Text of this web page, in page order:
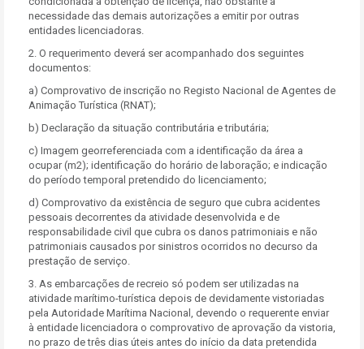
necessidade das demais autorizações a emitir por outras
entidades licenciadoras.
2. O requerimento deverá ser acompanhado dos seguintes
documentos:
a) Comprovativo de inscrição no Registo Nacional de Agentes de
Animação Turística (RNAT);
b) Declaração da situação contributária e tributária;
c) Imagem georreferenciada com a identificação da área a
ocupar (m2); identificação do horário de laboração; e indicação
do período temporal pretendido do licenciamento;
d) Comprovativo da existência de seguro que cubra acidentes
pessoais decorrentes da atividade desenvolvida e de
responsabilidade civil que cubra os danos patrimoniais e não
patrimoniais causados por sinistros ocorridos no decurso da
prestação de serviço.
3. As embarcações de recreio só podem ser utilizadas na
atividade marítimo-turística depois de devidamente vistoriadas
pela Autoridade Marítima Nacional, devendo o requerente enviar
à entidade licenciadora o comprovativo de aprovação da vistoria,
no prazo de três dias úteis antes do início da data pretendida